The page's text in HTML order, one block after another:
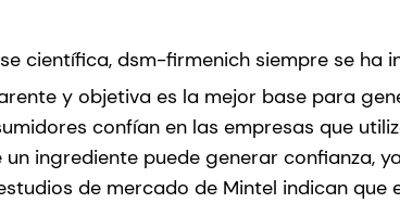
científica, dsm-firmenich siempre se
y objetiva es la mejor base para
confían en las empresas que
ingrediente puede generar confianza,
de mercado de Mintel indican